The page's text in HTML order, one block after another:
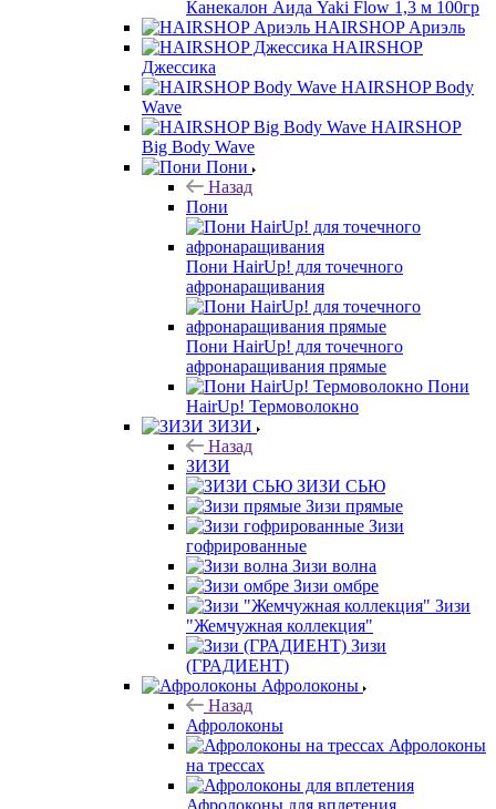
Канекалон Аида Yaki Flow 1,3 м 100гр
HAIRSHOP Ариэль
HAIRSHOP
Джессика
HAIRSHOP Body
Wave
HAIRSHOP
Big Body Wave
Пони
Назад
Пони
Пони HairUp! для точечного
афронаращивания
Пони HairUp! для точечного
афронаращивания прямые
Пони
HairUp! Термоволокно
ЗИЗИ
Назад
ЗИЗИ
ЗИЗИ СЬЮ
Зизи прямые
Зизи
гофрированные
Зизи волна
Зизи омбре
Зизи
"Жемчужная коллекция"
Зизи
(ГРАДИЕНТ)
Афролоконы
Назад
Афролоконы
Афролоконы
на трессах
Афролоконы для вплетения